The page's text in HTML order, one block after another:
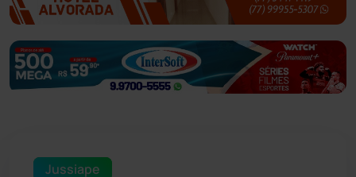
Jussiape